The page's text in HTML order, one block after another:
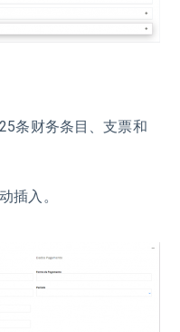
条财务条目、支票和
插入。